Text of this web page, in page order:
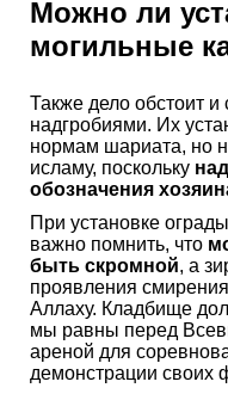
Можно ли
могильные
Также дело обстоит
надгробиями. Их
нормам шариата, но
исламу, поскольку
обозначения
При установке
важно помнить, что
быть скромной, а
проявления
Аллаху. Кладбище
мы равны перед
ареной для
демонстрации своих